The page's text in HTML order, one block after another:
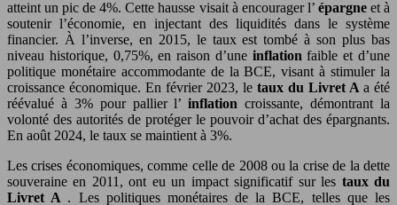
atteint un pic de 4%. Cette hausse visait à encourager l’ épargne et à
soutenir l’économie, en injectant des liquidités dans le système
financier. À l’inverse, en 2015, le taux est tombé à son plus bas
niveau historique, 0,75%, en raison d’une inflationfaible et d’une
politique monétaire accommodante de la BCE, visant à stimuler la
croissance économique. En février 2023, le taux du Livret A a été
réévalué à 3% pour pallier l’inflationcroissante, démontrant la
volonté des autorités de protéger le pouvoir d’achat des épargnants.
En août 2024, le taux se maintient à 3%.
Les crises économiques, comme celle de 2008 ou la crise de la dette
souveraine en 2011, ont eu un impact significatif sur les taux du
Livret A . Les politiques monétaires de la BCE, telles que les